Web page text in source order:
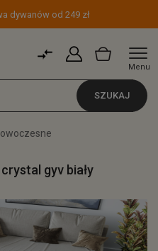
dywanów od 249 zł
Menu
SZUKAJ
gyv biały